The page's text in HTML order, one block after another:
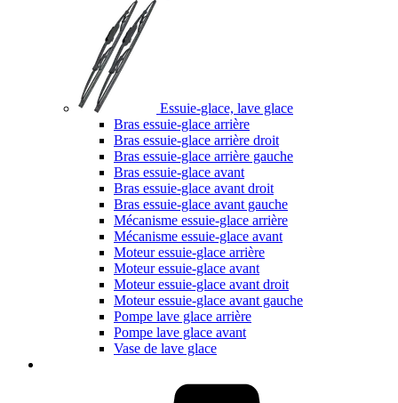
Essuie-glace, lave glace
Bras essuie-glace arrière
Bras essuie-glace arrière droit
Bras essuie-glace arrière gauche
Bras essuie-glace avant
Bras essuie-glace avant droit
Bras essuie-glace avant gauche
Mécanisme essuie-glace arrière
Mécanisme essuie-glace avant
Moteur essuie-glace arrière
Moteur essuie-glace avant
Moteur essuie-glace avant droit
Moteur essuie-glace avant gauche
Pompe lave glace arrière
Pompe lave glace avant
Vase de lave glace